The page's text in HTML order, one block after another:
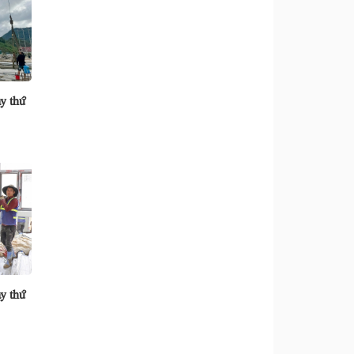
thứ
thứ